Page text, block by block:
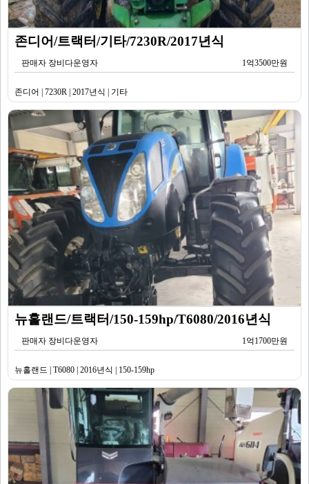
존디어/트랙터/기타/7230R/2017년식
판매자 장비다운영자 1억3500만원
존디어 | 7230R | 2017년식 | 기타
뉴홀랜드/트랙터/150-159hp/T6080/2016년식
판매자 장비다운영자 1억1700만원
뉴홀랜드 | T6080 | 2016년식 | 150-159hp